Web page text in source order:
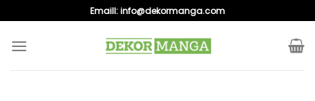
to
content
Emaill:info@dekormanga.com